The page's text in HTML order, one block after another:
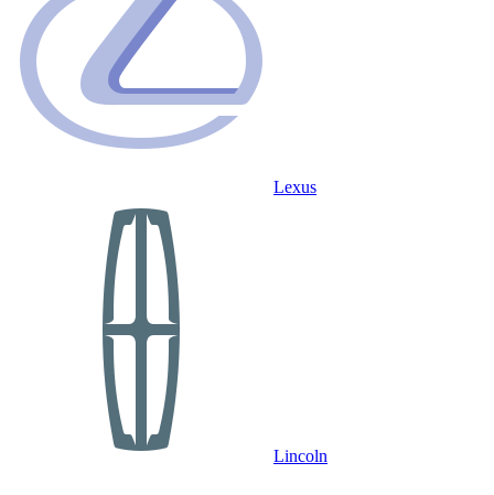
Lexus
Lincoln